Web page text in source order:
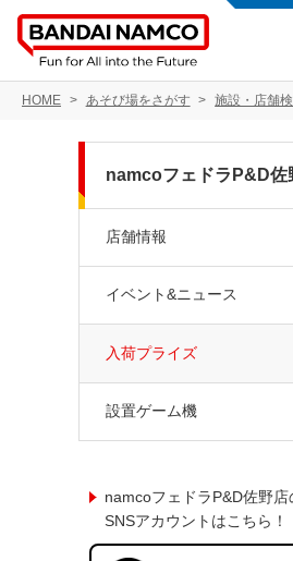
HOME あそび場をさがす 施設・店舗
namcoフェドラP&D佐
店舗情報
イベント&ニュース
入荷プライズ
設置ゲーム機
namcoフェドラP&D佐野店
SNSアカウントはこちら！